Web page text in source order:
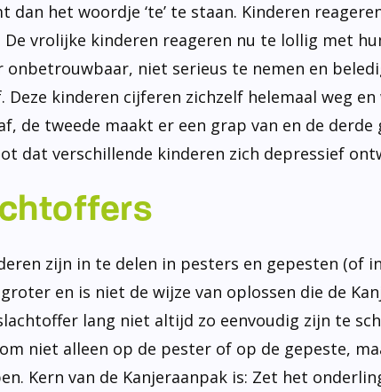
dan het woordje ‘te’ te staan. Kinderen
De vrolijke kinderen reageren nu te lollig met
niet serieus te nemen en
Deze kinderen cijferen zichzelf helemaal weg
de tweede maakt er een grap van en de
dat verschillende kinderen zich depressief
zijn in te delen in pesters en gepesten (of
en is niet de wijze van oplossen die de
lang niet altijd zo eenvoudig zijn te
niet alleen op de pester of op de gepeste,
Kern van de Kanjeraanpak is: Zet het